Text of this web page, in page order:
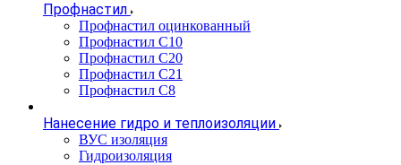
Профнастил
Профнастил оцинкованный
Профнастил С10
Профнастил С20
Профнастил С21
Профнастил С8
Нанесение гидро и теплоизоляции
ВУС изоляция
Гидроизоляция